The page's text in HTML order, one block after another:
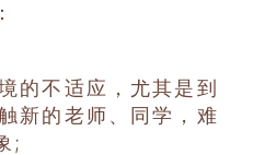
的不适应，尤其是到
新的老师、同学，难
;